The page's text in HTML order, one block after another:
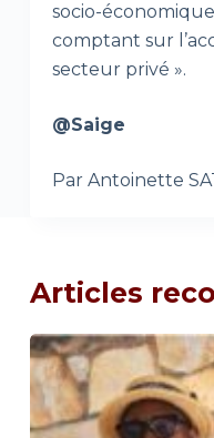
socio-
comptant sur
secteur privé ».
@Saige
Par Antoinette
Articles